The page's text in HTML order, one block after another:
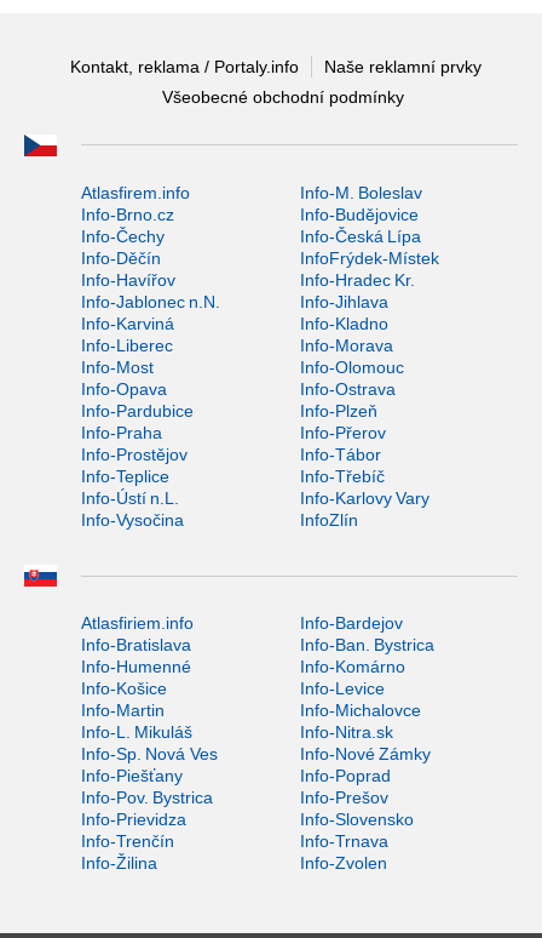
Kontakt, reklama / Portaly.info
Naše reklamní prvky
Všeobecné obchodní podmínky
Atlasfirem.info
Info-M. Boleslav
Info-Brno.cz
Info-Budějovice
Info-Čechy
Info-Česká Lípa
Info-Děčín
InfoFrýdek-Místek
Info-Havířov
Info-Hradec Kr.
Info-Jablonec n.N.
Info-Jihlava
Info-Karviná
Info-Kladno
Info-Liberec
Info-Morava
Info-Most
Info-Olomouc
Info-Opava
Info-Ostrava
Info-Pardubice
Info-Plzeň
Info-Praha
Info-Přerov
Info-Prostějov
Info-Tábor
Info-Teplice
Info-Třebíč
Info-Ústí n.L.
Info-Karlovy Vary
Info-Vysočina
InfoZlín
Atlasfiriem.info
Info-Bardejov
Info-Bratislava
Info-Ban. Bystrica
Info-Humenné
Info-Komárno
Info-Košice
Info-Levice
Info-Martin
Info-Michalovce
Info-L. Mikuláš
Info-Nitra.sk
Info-Sp. Nová Ves
Info-Nové Zámky
Info-Piešťany
Info-Poprad
Info-Pov. Bystrica
Info-Prešov
Info-Prievidza
Info-Slovensko
Info-Trenčín
Info-Trnava
Info-Žilina
Info-Zvolen